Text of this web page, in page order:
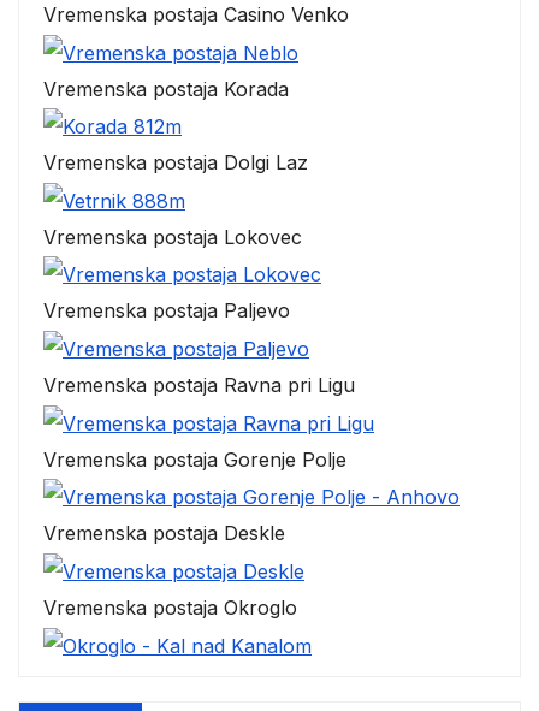
Vremenska postaja Casino Venko
Vremenska postaja Korada
Vremenska postaja Dolgi Laz
Vremenska postaja Lokovec
Vremenska postaja Paljevo
Vremenska postaja Ravna pri Ligu
Vremenska postaja Gorenje Polje
Vremenska postaja Deskle
Vremenska postaja Okroglo